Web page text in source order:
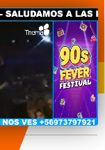
DEPORTES